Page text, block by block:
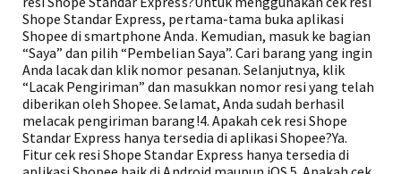
Shope Standar Express, pertama-tama buka aplikasi
Shopee di smartphone Anda. Kemudian, masuk ke bagian
“Saya” dan pilih “Pembelian Saya”. Cari barang yang ingin
Anda lacak dan klik nomor pesanan. Selanjutnya, klik
“Lacak Pengiriman” dan masukkan nomor resi yang telah
diberikan oleh Shopee. Selamat, Anda sudah berhasil
melacak pengiriman barang!4. Apakah cek resi Shope
Standar Express hanya tersedia di aplikasi Shopee?Ya.
Fitur cek resi Shope Standar Express hanya tersedia di